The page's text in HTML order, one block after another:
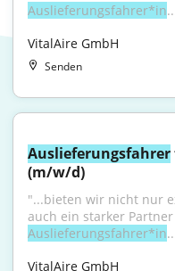
Auslieferungsfahrer*in
VitalAire GmbH
Senden
Auslieferungsfahrer
(m/w/d)
"...bieten wir nicht nur
Auslieferungsfahrer*in
VitalAire GmbH